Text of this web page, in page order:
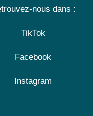
nous dans :
TikTok
Facebook
Instagram